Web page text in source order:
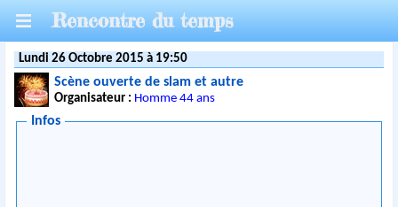
Rencontre du temps
Lundi 26 Octobre 2015 à 19:50
Scène ouverte de slam et autre
Organisateur : Homme 44 ans
Infos